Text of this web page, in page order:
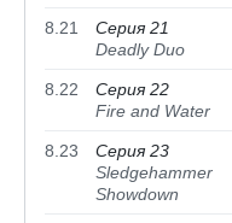
8.21
Серия 21
Deadly Duo
8.22
Серия 22
Fire and Water
8.23
Серия 23
Sledgehammer
Showdown